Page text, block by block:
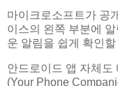
마이크로소프트가 공
이스의 왼쪽 부분에
운 알림을 쉽게 확인
안드로이드 앱 자체도
(Your Phone